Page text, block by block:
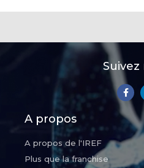
Suivez
A propos
A propos de l'IREF
Plus que la franchise